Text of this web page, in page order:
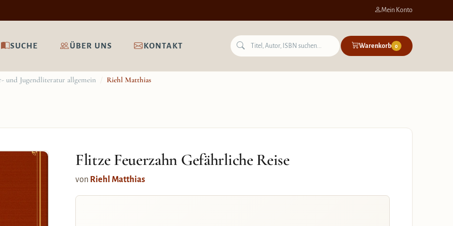
Mein Konto
SUCHE ÜBER UNS KONTAKT Warenkorb 0
und Jugendliteratur allgemein / Riehl Matthias
Flitze Feuerzahn Gefährliche Reise
von Riehl Matthias